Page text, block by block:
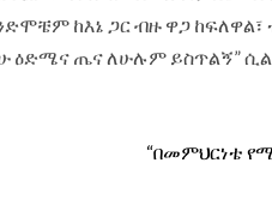
ከእኔ ጋር ብዙ ዋጋ
ዕድሜና ጤና ለሁሉም ይስጥልኝ” ሲል
“በመምህርነቴ